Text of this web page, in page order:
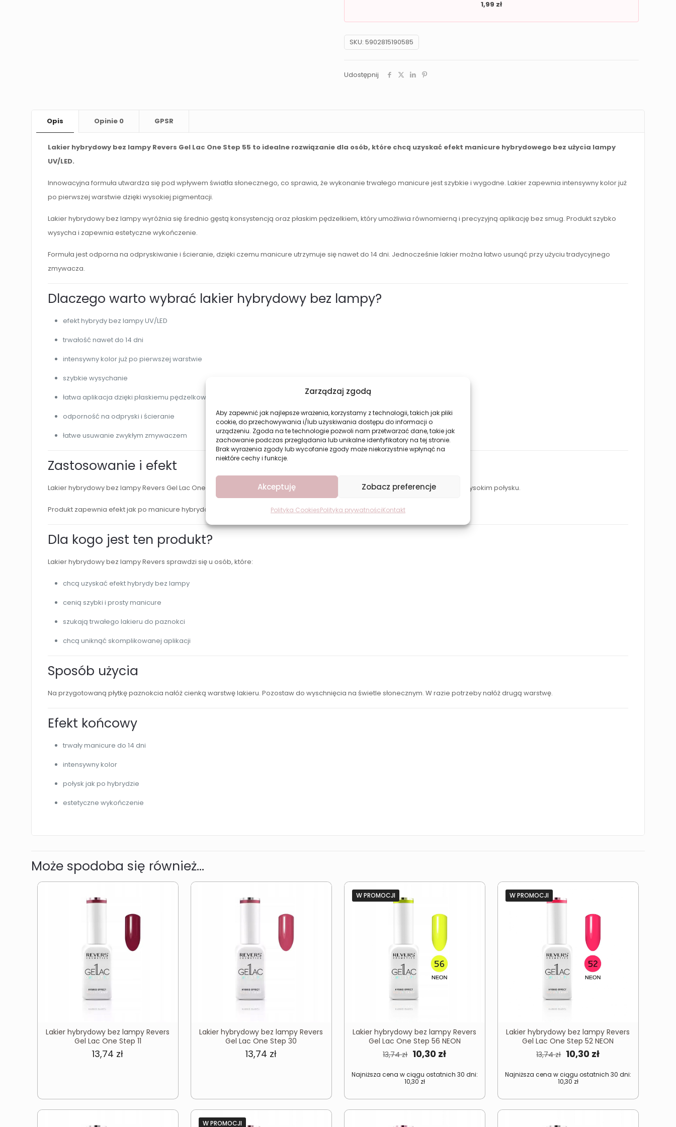
Zarządzaj zgodą
Aby zapewnić jak najlepsze wrażenia, korzystamy z technologii, takich jak pliki
cookie, do przechowywania i/lub uzyskiwania dostępu do informacji o
urządzeniu. Zgoda na te technologie pozwoli nam przetwarzać dane, takie jak
zachowanie podczas przeglądania lub unikalne identyfikatory na tej stronie.
Brak wyrażenia zgody lub wycofanie zgody może niekorzystnie wpłynąć na
niektóre cechy i funkcje.
Akceptuję Zobacz preferencje
Polityka CookiesPolityka prywatnościKontakt
1,99 zł
SKU: 5902815190585
Udostępnij
Opis Opinie 0 GPSR
Lakier hybrydowy bez lampy Revers Gel Lac One Step 55 to idealne rozwiązanie dla osób, które chcą uzyskać efekt manicure hybrydowego bez użycia lampy
UV/LED.
Innowacyjna formuła utwardza się pod wpływem światła słonecznego, co sprawia, że wykonanie trwałego manicure jest szybkie i wygodne. Lakier zapewnia intensywny kolor już
po pierwszej warstwie dzięki wysokiej pigmentacji.
Lakier hybrydowy bez lampy wyróżnia się średnio gęstą konsystencją oraz płaskim pędzelkiem, który umożliwia równomierną i precyzyjną aplikację bez smug. Produkt szybko
wysycha i zapewnia estetyczne wykończenie.
Formuła jest odporna na odpryskiwanie i ścieranie, dzięki czemu manicure utrzymuje się nawet do 14 dni. Jednocześnie lakier można łatwo usunąć przy użyciu tradycyjnego
zmywacza.
Dlaczego warto wybrać lakier hybrydowy bez lampy?
efekt hybrydy bez lampy UV/LED
trwałość nawet do 14 dni
intensywny kolor już po pierwszej warstwie
szybkie wysychanie
łatwa aplikacja dzięki płaskiemu pędzelkowi
odporność na odpryski i ścieranie
łatwe usuwanie zwykłym zmywaczem
Zastosowanie i efekt
Lakier hybrydowy bez lampy Revers Gel Lac One Step 55 pozwala uzyskać trwały, estetyczny manicure o intensywnym kolorze i wysokim połysku.
Produkt zapewnia efekt jak po manicure hybrydowym, bez konieczności używania specjalistycznego sprzętu.
Dla kogo jest ten produkt?
Lakier hybrydowy bez lampy Revers sprawdzi się u osób, które:
chcą uzyskać efekt hybrydy bez lampy
cenią szybki i prosty manicure
szukają trwałego lakieru do paznokci
chcą uniknąć skomplikowanej aplikacji
Sposób użycia
Na przygotowaną płytkę paznokcia nałóż cienką warstwę lakieru. Pozostaw do wyschnięcia na świetle słonecznym. W razie potrzeby nałóż drugą warstwę.
Efekt końcowy
trwały manicure do 14 dni
intensywny kolor
połysk jak po hybrydzie
estetyczne wykończenie
Może spodoba się również…
Lakier hybrydowy bez lampy Revers
Gel Lac One Step 11
13,74 zł
Lakier hybrydowy bez lampy Revers
Gel Lac One Step 30
13,74 zł
W PROMOCJI
Lakier hybrydowy bez lampy Revers
Gel Lac One Step 56 NEON
13,74zł Pierwotna
wynosiła:
10,30 złAktualna
Najniższa cena w ciągu ostatnich 30 dni:
10,30 zł
W PROMOCJI
Lakier hybrydowy bez lampy Revers
Gel Lac One Step 52 NEON
13,74zł Pierwotna
wynosiła:
10,30 złAktualna
Najniższa cena w ciągu ostatnich 30 dni:
10,30 zł
W PROMOCJI